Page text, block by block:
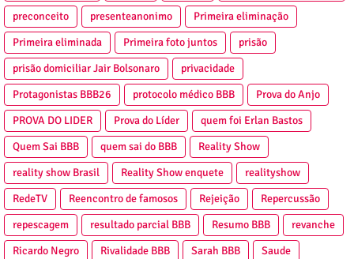
preconceito
presenteanonimo
Primeira eliminação
Primeira eliminada
Primeira foto juntos
prisão
prisão domiciliar Jair Bolsonaro
privacidade
Protagonistas BBB26
protocolo médico BBB
Prova do Anjo
PROVA DO LIDER
Prova do Líder
quem foi Erlan Bastos
Quem Sai BBB
quem sai do BBB
Reality Show
reality show Brasil
Reality Show enquete
realityshow
RedeTV
Reencontro de famosos Rejeição
Repercussão
repescagem
resultado parcial BBB Resumo BBB
revanche
Ricardo Negro
Rivalidade BBB Sarah BBB
Saude